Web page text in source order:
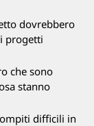
dovrebbero
progetti
che sono
stanno
difficili in